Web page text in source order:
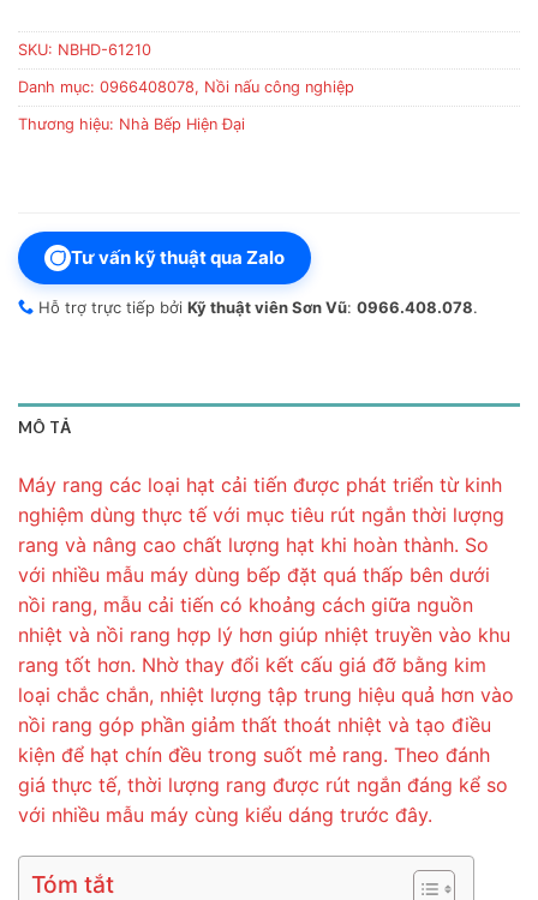
SKU: NBHD-61210
Danh mục: 0966408078, Nồi nấu công nghiệp
Thương hiệu: Nhà Bếp Hiện Đại
Tư vấn kỹ thuật qua Zalo
Hỗ trợ trực tiếp bởi Kỹ thuật viên Sơn Vũ: 0966.408.078.
MÔ TẢ
Máy rang các loại hạt cải tiến được phát triển từ kinh
nghiệm dùng thực tế với mục tiêu rút ngắn thời lượng
rang và nâng cao chất lượng hạt khi hoàn thành. So
với nhiều mẫu máy dùng bếp đặt quá thấp bên dưới
nồi rang, mẫu cải tiến có khoảng cách giữa nguồn
nhiệt và nồi rang hợp lý hơn giúp nhiệt truyền vào khu
rang tốt hơn. Nhờ thay đổi kết cấu giá đỡ bằng kim
loại chắc chắn, nhiệt lượng tập trung hiệu quả hơn vào
nồi rang góp phần giảm thất thoát nhiệt và tạo điều
kiện để hạt chín đều trong suốt mẻ rang. Theo đánh
giá thực tế, thời lượng rang được rút ngắn đáng kể so
với nhiều mẫu máy cùng kiểu dáng trước đây.
Tóm tắt